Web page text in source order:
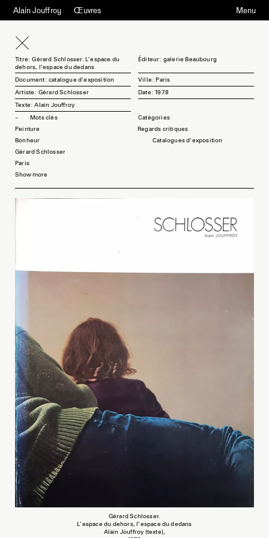
Alain Jouffroy Œuvres Menu
Titre: Gérard Schlosser. L'espace du
dehors, l'espace du dedans
Éditeur: galerie Beaubourg
Document: catalogue d'exposition
Ville: Paris
Artiste: Gérard Schlosser
Date: 1978
Texte: Alain Jouffroy
Mots clés
Peinture
Bonheur
Gérard Schlosser
Paris
Show more
Regards critiques
Catalogues d'exposition
Gérard Schlosser.
L’espace du dehors, l’espace du dedans
Alain Jouffroy (texte),